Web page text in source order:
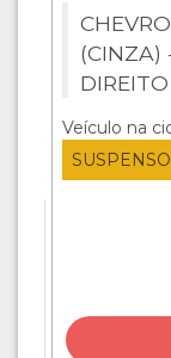
(CINZA)
Veículo na